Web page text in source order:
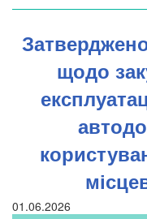
щодо
01.06.2026